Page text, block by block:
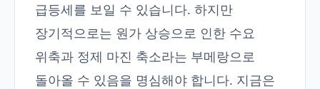
급등세를 보일 수 있습니다. 하지만
장기적으로는 원가 상승으로 인한 수요
위축과 정제 마진 축소라는 부메랑으로
돌아올 수 있음을 명심해야 합니다. 지금은